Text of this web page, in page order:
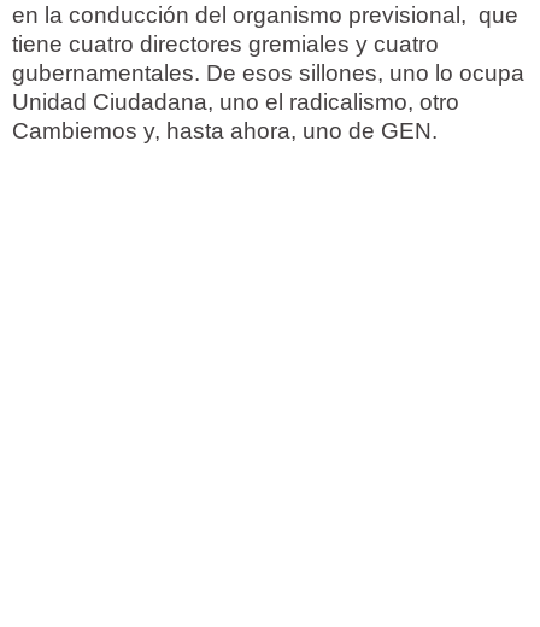
en la conducción del organismo previsional, que
tiene cuatro directores gremiales y cuatro
gubernamentales. De esos sillones, uno lo ocupa
Unidad Ciudadana, uno el radicalismo, otro
Cambiemos y, hasta ahora, uno de GEN.